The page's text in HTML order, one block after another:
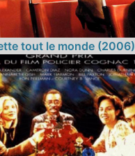
tout le monde (2006)